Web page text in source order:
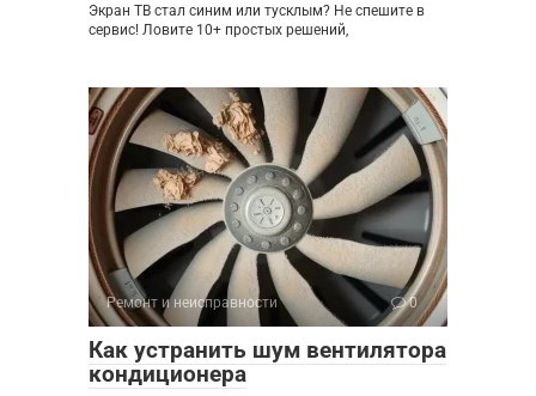
Экран ТВ стал синим или тусклым? Не спешите в
сервис! Ловите 10+ простых решений,
Ремонт и неисправности 0
Как устранить шум вентилятора
кондиционера